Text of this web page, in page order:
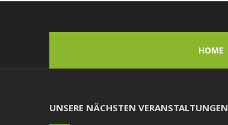
HOME
UNSERE NÄCHSTEN VERANSTALTUNGEN